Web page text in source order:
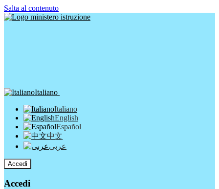
Salta al contenuto
Italiano
Italiano
English
Español
中文
عربى
Accedi
Accedi